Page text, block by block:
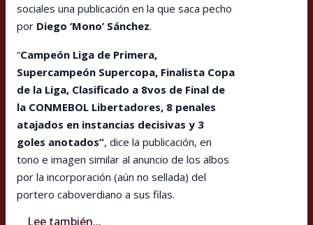
sociales una publicación en la que saca pecho
por Diego ‘Mono’ Sánchez.
“Campeón Liga de Primera,
Supercampeón Supercopa, Finalista Copa
de la Liga, Clasificado a 8vos de Final de
la CONMEBOL Libertadores, 8 penales
atajados en instancias decisivas y 3
goles anotados”, dice la publicación, en
tono e imagen similar al anuncio de los albos
por la incorporación (aún no sellada) del
portero caboverdiano a sus filas.
Lee también...